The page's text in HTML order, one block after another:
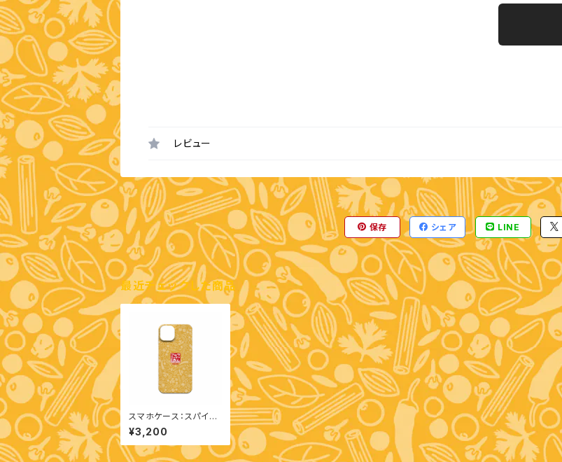
レビュー
保存 シェア LINE
最近チェックした商品
スマホケース：スパイス
柄（iPhone 13）
¥3,200